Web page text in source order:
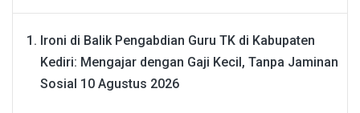
Ironi di Balik Pengabdian Guru TK di Kabupaten
Kediri: Mengajar dengan Gaji Kecil, Tanpa Jaminan
Sosial 10 Agustus 2026